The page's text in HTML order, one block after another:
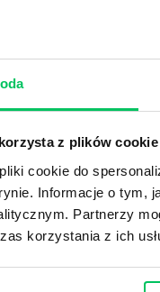
z plików cookie
cookie do
Informacje o tym,
Partnerzy
korzystania z ich
klasycznych
procesów
PRACA
pozorom z
własnych
w korporacjach przy
motywacji wśród